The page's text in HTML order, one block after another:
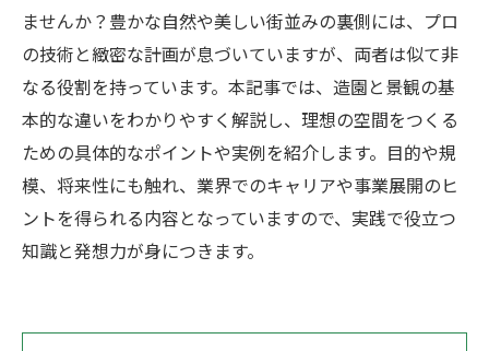
ませんか？豊かな自然や美しい街並みの裏側には、プロ
の技術と緻密な計画が息づいていますが、両者は似て非
なる役割を持っています。本記事では、造園と景観の基
本的な違いをわかりやすく解説し、理想の空間をつくる
ための具体的なポイントや実例を紹介します。目的や規
模、将来性にも触れ、業界でのキャリアや事業展開のヒ
ントを得られる内容となっていますので、実践で役立つ
知識と発想力が身につきます。